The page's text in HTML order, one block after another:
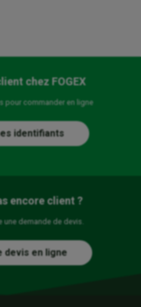
chez FOGEX
pour commander en ligne
identifiants
encore client ?
demande de devis.
devis en ligne